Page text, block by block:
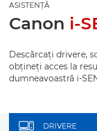
ASISTENŢĂ
Canon i-
Descărcaţi drivere,
obţineţi acces la
dumneavoastră i-
DRIVERE